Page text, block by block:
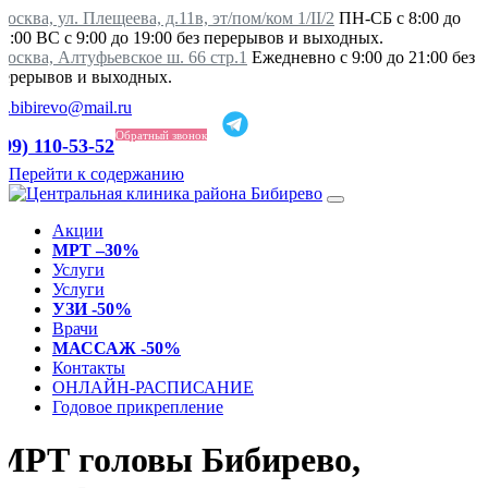
ул. Плещеева, д.11в, эт/пом/ком 1/II/2 ПН-СБ с 8:00 до
ВС с 9:00 до 19:00 без перерывов и выходных.
Алтуфьевское ш. 66 стр.1 Ежедневно с 9:00 до 21:00 без
и выходных.
110-53-52
Обратный звонок
Перейти к содержанию
Акции
МРТ –30%
Услуги
Услуги
УЗИ -50%
Врачи
МАССАЖ -50%
Контакты
ОНЛАЙН-РАСПИСАНИЕ
Годовое прикрепление
головы Бибирево,